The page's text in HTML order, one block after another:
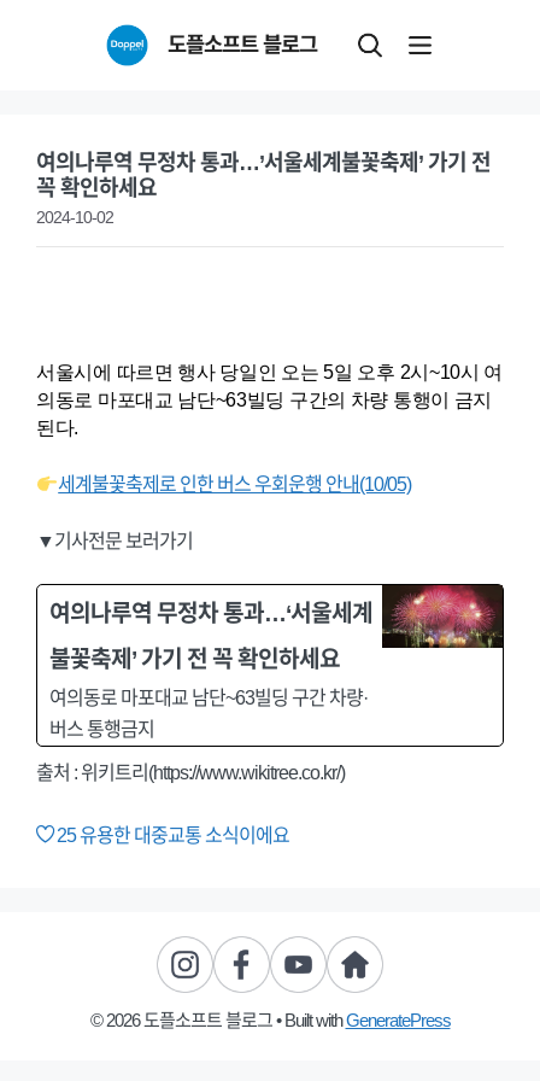
도플소프트 블로그
여의나루역 무정차 통과…’서울세계불꽃축제’ 가기 전
꼭 확인하세요
2024-10-02
서울시에 따르면 행사 당일인 오는 5일 오후 2시~10시 여
의동로 마포대교 남단~63빌딩 구간의 차량 통행이 금지
된다.
세계불꽃축제로 인한 버스 우회운행 안내(10/05)
▼기사전문 보러가기
여의나루역 무정차 통과…‘서울세계
불꽃축제’ 가기 전 꼭 확인하세요
여의동로 마포대교 남단~63빌딩 구간 차량·
버스 통행금지
출처 : 위키트리(https://www.wikitree.co.kr/)
25유용한 대중교통 소식이에요
© 2026 도플소프트 블로그• Built withGeneratePress